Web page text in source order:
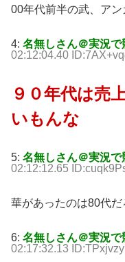
00年代前半の武、ア
4: 名無しさん＠実況で
02:12:04.40
９０年代は売
いもんな
5: 名無しさん＠実況で
02:12:12.65
華があったのは80代だ
6: 名無しさん＠実況で
02:17:32.13